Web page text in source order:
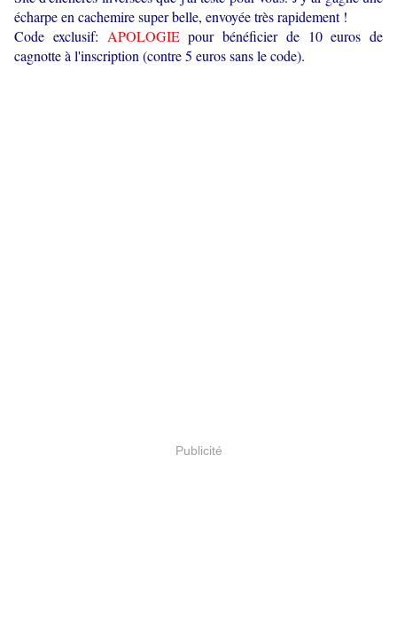
écharpe en cachemire super belle, envoyée très rapidement !
Code exclusif: APOLOGIEpour bénéficier de 10 euros de
cagnotte à l'inscription (contre 5 euros sans le code).
Publicité